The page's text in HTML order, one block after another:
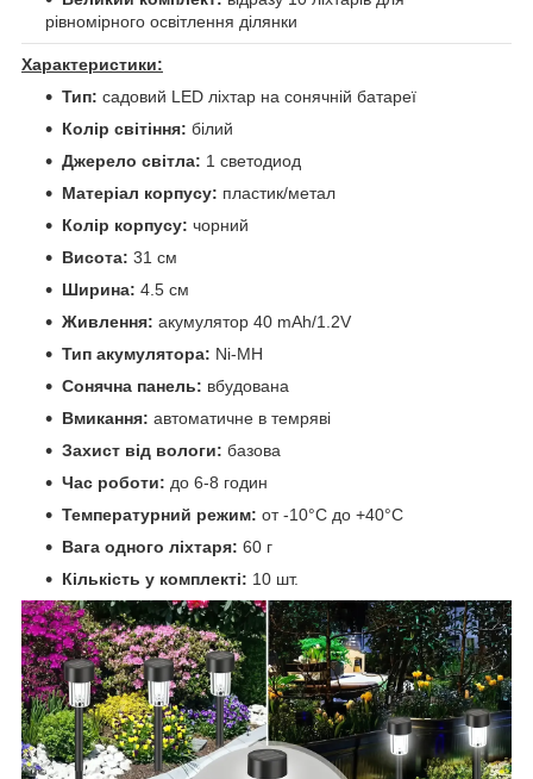
рівномірного освітлення ділянки
Характеристики:
Тип: садовий LED ліхтар на сонячній батареї
Колір світіння: білий
Джерело світла: 1 светодиод
Матеріал корпусу: пластик/метал
Колір корпусу: чорний
Висота: 31 см
Ширина: 4.5 см
Живлення: акумулятор 40 mAh/1.2V
Тип акумулятора: Ni-MH
Сонячна панель: вбудована
Вмикання: автоматичне в темряві
Захист від вологи: базова
Час роботи: до 6-8 годин
Температурний режим: от -10°C до +40°C
Вага одного ліхтаря: 60 г
Кількість у комплекті: 10 шт.